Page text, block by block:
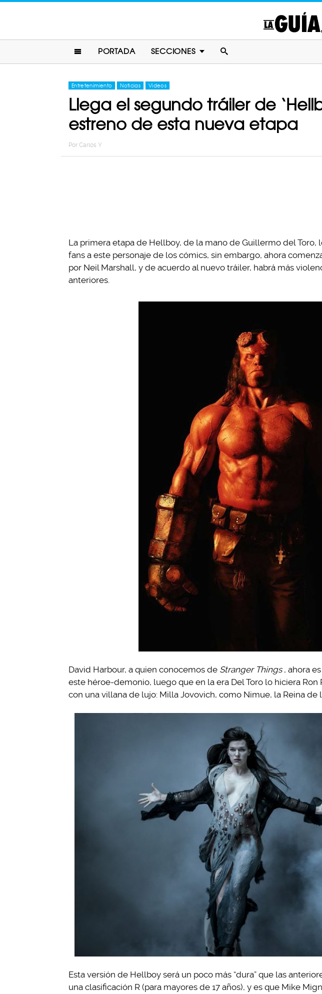
PORTADA SECCIONES
Entretenimiento Noticias Videos
Llega el segundo tráiler de
estreno de esta nueva etapa
Por Carlos Y
La primera etapa de Hellboy, de la mano de Guillermo del Toro,
fans a este personaje de los cómics, sin embargo, ahora
por Neil Marshall, y de acuerdo al nuevo tráiler, habrá más
anteriores.
David Harbour, a quien conocemos de Stranger Things , ahora
este héroe-demonio, luego que en la era Del Toro lo hiciera
con una villana de lujo: Milla Jovovich, como Nimue, la Reina de
Esta versión de Hellboy será un poco más “dura” que las
una clasificación R (para mayores de 17 años), y es que Mike